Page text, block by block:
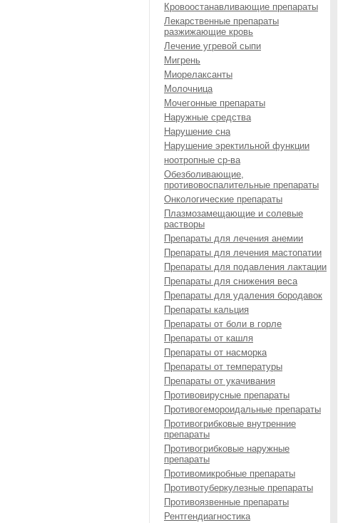
Кровоостанавливающие препараты
Лекарственные препараты
разжижающие кровь
Лечение угревой сыпи
Мигрень
Миорелаксанты
Молочница
Мочегонные препараты
Наружные средства
Нарушение сна
Нарушение эректильной функции
ноотропные ср-ва
Обезболивающие,
противовоспалительные препараты
Онкологические препараты
Плазмозамещающие и солевые
растворы
Препараты для лечения анемии
Препараты для лечения мастопатии
Препараты для подавления лактации
Препараты для снижения веса
Препараты для удаления бородавок
Препараты кальция
Препараты от боли в горле
Препараты от кашля
Препараты от насморка
Препараты от температуры
Препараты от укачивания
Противовирусные препараты
Противогемороидальные препараты
Противогрибковые внутренние
препараты
Противогрибковые наружные
препараты
Противомикробные препараты
Противотуберкулезные препараты
Противоязвенные препараты
Рентгендиагностика